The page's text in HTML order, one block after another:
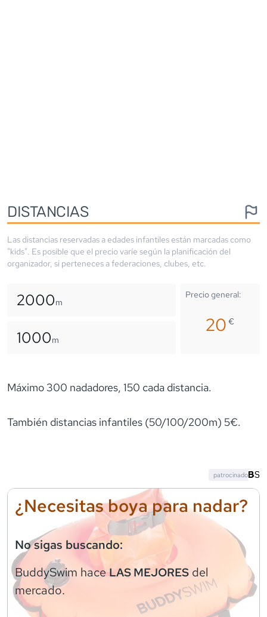
DISTANCIAS
Las distancias reservadas a edades infantiles están marcadas como
"kids". Es posible que el precio varíe según la planificación del
organizador, si perteneces a federaciones, clubes, etc.
2000m
1000m
Precio general:
20€
Máximo 300 nadadores, 150 cada distancia.
También distancias infantiles (50/100/200m) 5€.
¿Necesitas boya para nadar?
No sigas buscando:
BuddySwim haceLAS MEJORES del
mercado.
patrocinado